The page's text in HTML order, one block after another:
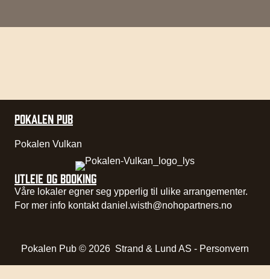
POKALEN PUB
Pokalen Vulkan
UTLEIE OG BOOKING
Våre lokaler egner seg ypperlig til ulike arrangementer.
For mer info kontaktdaniel.wisth@nohopartners.no
Pokalen Pub © 2026 Strand & Lund AS - Personvern